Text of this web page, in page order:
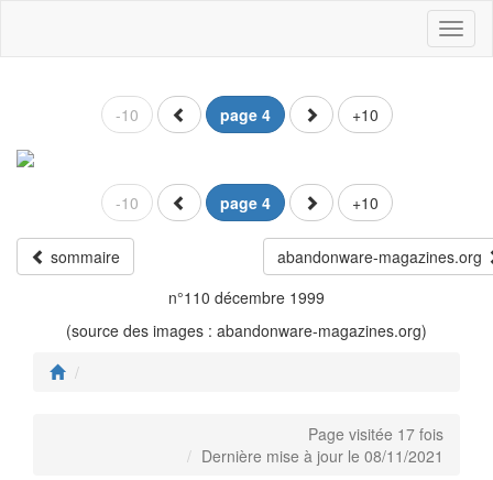
-10 page 4 +10
-10 page 4 +10
sommaire
abandonware-magazines.org
n°110 décembre 1999
(source des images : abandonware-magazines.org)
Page visitée 17 fois
Dernière mise à jour le 08/11/2021